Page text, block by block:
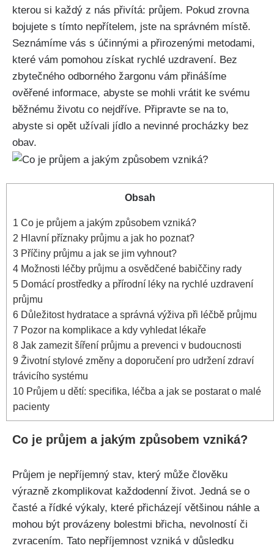
kterou si⁢ každý z nás přivítá: průjem. Pokud zrovna
bojujete s tímto nepřítelem, jste na správném místě.
Seznámíme vás s účinnými ⁢a přirozenými metodami,
které vám pomohou získat rychlé uzdravení. Bez
zbytečného⁣ odborného žargonu vám‌ přinášíme
ověřené informace, abyste se mohli‍ vrátit ke svému
běžnému životu co nejdříve. Připravte se na​ to,
abyste si⁢ opět užívali jídlo a nevinné procházky bez
obav.
Obsah
1 Co je průjem a jakým způsobem vzniká?
2 Hlavní příznaky průjmu ​a jak ‌ho poznat?
3 Příčiny průjmu a jak se jim vyhnout?
4 Možnosti léčby ​průjmu a osvědčené⁢ babiččiny rady
5 Domácí prostředky a přírodní léky na rychlé uzdravení
průjmu
6 Důležitost hydratace a správná výživa při léčbě průjmu
7 Pozor​ na komplikace⁣ a kdy vyhledat lékaře
8 Jak zamezit šíření průjmu‍ a prevenci v budoucnosti
9 Životní⁢ stylové změny a doporučení pro ⁤udržení zdraví
trávicího systému
10 Průjem u dětí: specifika, léčba a jak se postarat o malé
pacienty
Co je průjem a jakým způsobem vzniká?
Průjem je nepříjemný stav, který může člověku
výrazně zkomplikovat každodenní život. Jedná se o
časté‍ a řídké výkaly, které přicházejí většinou náhle a
mohou být​ provázeny bolestmi břicha, nevolností‌ či
zvracením. Tato nepříjemnost vzniká v důsledku